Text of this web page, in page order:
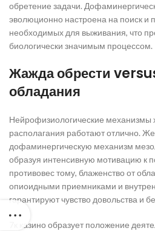
обретение задачи.
эволюционно настроена на поиск и
необходимых для выживания, что
биологически значимым процессом.
Жажда обрести
обладания
Нейрофизиологические механизмы
располагания работают отлично.
дофаминергическую механизм
образуя интенсивную мотивацию к
противовес тому, блаженство от
опиоидными приемниками и
гарантируют чувство довольства и
7к казино образует положение